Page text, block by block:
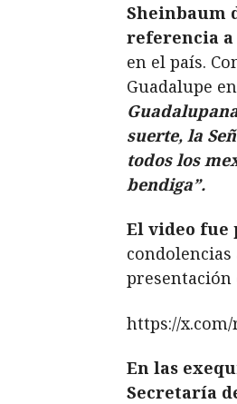
Sheinbaum
referencia a
en el país.
Guadalupe
suerte, la
todos los
bendiga”.
El video fue
presentación
https://x.com/
En las
Secretaría